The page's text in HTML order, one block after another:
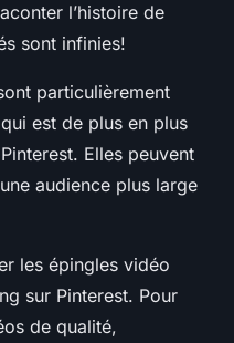
l’histoire de
sont infinies!
particulièrement
est de plus en plus
Elles peuvent
audience plus large
les épingles vidéo
sur Pinterest. Pour
de qualité,